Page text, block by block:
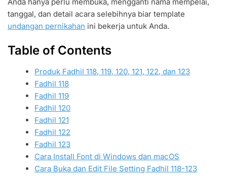
tanggal, dan detail acara selebihnya biar template
undangan pernikahan ini bekerja untuk Anda.
Table of Contents
Produk Fadhil 118, 119, 120, 121, 122, dan 123
Fadhil 118
Fadhil 119
Fadhil 120
Fadhil 121
Fadhil 122
Fadhil 123
Cara Install Font di Windows dan macOS
Cara Buka dan Edit File Setting Fadhil 118-123